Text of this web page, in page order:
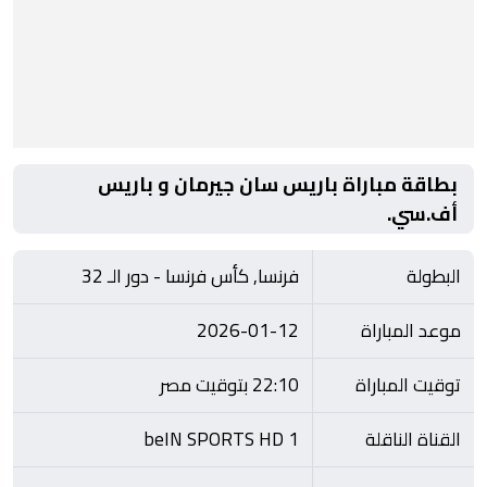
بطاقة مباراة باريس سان جيرمان و باريس
أف.سي.
البطولة
فرنسا, كأس فرنسا - دور الـ 32
موعد المباراة
2026-01-12
توقيت المباراة
22:10 بتوقيت مصر
القناة الناقلة
beIN SPORTS HD 1